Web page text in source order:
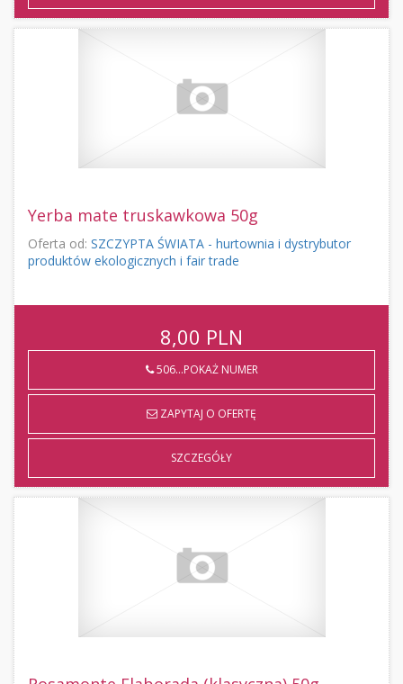
Yerba mate truskawkowa 50g
Oferta od: SZCZYPTA ŚWIATA - hurtownia i dystrybutor
produktów ekologicznych i fair trade
8,00 PLN
506...POKAŻ NUMER
ZAPYTAJ O OFERTĘ
SZCZEGÓŁY